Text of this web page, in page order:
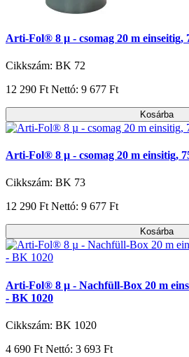
Arti-Fol® 8 µ - csomag 20 m einseitig,
Cikkszám: BK 72
12 290 Ft Nettó: 9 677 Ft
Kosárba
Arti-Fol® 8 µ - csomag 20 m einsitig,
Cikkszám: BK 73
12 290 Ft Nettó: 9 677 Ft
Kosárba
Arti-Fol® 8 µ - Nachfüll-Box 20 m
- BK 1020
Cikkszám: BK 1020
4 690 Ft Nettó: 3 693 Ft